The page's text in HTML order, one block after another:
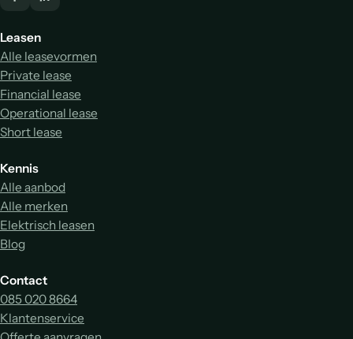
Leasen
Alle leasevormen
Private lease
Financial lease
Operational lease
Short lease
Kennis
Alle aanbod
Alle merken
Elektrisch leasen
Blog
Contact
085 020 8664
Klantenservice